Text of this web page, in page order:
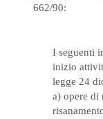
662/90:
I seguenti
inizio
legge 24
a) opere di